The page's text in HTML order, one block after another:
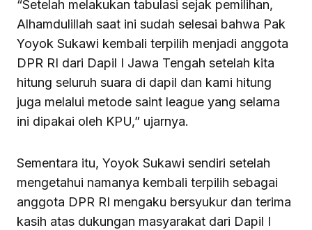
“Setelah melakukan tabulasi sejak pemilihan,
Alhamdulillah saat ini sudah selesai bahwa Pak
Yoyok Sukawi kembali terpilih menjadi anggota
DPR RI dari Dapil I Jawa Tengah setelah kita
hitung seluruh suara di dapil dan kami hitung
juga melalui metode saint league yang selama
ini dipakai oleh KPU,” ujarnya.
Sementara itu, Yoyok Sukawi sendiri setelah
mengetahui namanya kembali terpilih sebagai
anggota DPR RI mengaku bersyukur dan terima
kasih atas dukungan masyarakat dari Dapil I